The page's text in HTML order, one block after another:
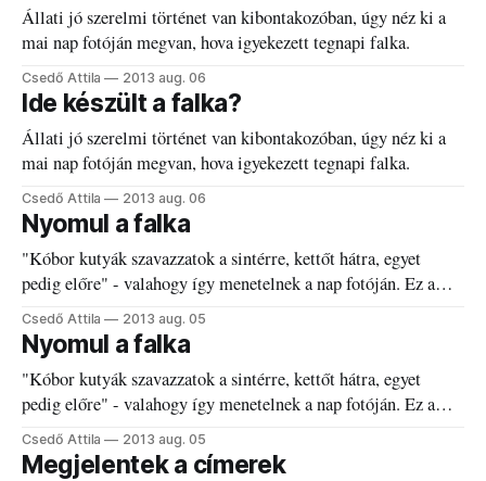
Állati jó szerelmi történet van kibontakozóban, úgy néz ki a
mai nap fotóján megvan, hova igyekezett tegnapi falka.
Csedő Attila 2013 aug. 06
Ide készült a falka?
Állati jó szerelmi történet van kibontakozóban, úgy néz ki a
mai nap fotóján megvan, hova igyekezett tegnapi falka.
Csedő Attila 2013 aug. 06
Nyomul a falka
"Kóbor kutyák szavazzatok a sintérre, kettőt hátra, egyet
pedig előre" - valahogy így menetelnek a nap fotóján. Ez a
sokszor négylábú banda ma vidáman szaladgált fel-alá a
városban, többen is jelezték, hogy találkoztak velük. A falkába
verődött, feltételezhetően kóbor kutyák a közlekedési
szabályokat betartva, a járdán caplattak, látszólag
Csedő Attila 2013 aug. 05
Nyomul a falka
"Kóbor kutyák szavazzatok a sintérre, kettőt hátra, egyet
pedig előre" - valahogy így menetelnek a nap fotóján. Ez a
sokszor négylábú banda ma vidáman szaladgált fel-alá a
városban, többen is jelezték, hogy találkoztak velük. A falkába
Csedő Attila 2013 aug. 05
Megjelentek a címerek